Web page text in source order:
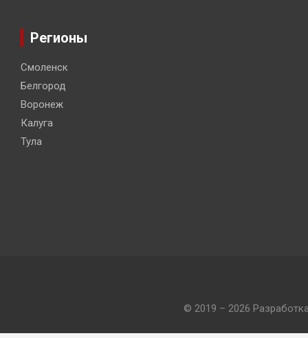
Регионы
Смоленск
Белгород
Воронеж
Калуга
Тула
© 2019 – 2026